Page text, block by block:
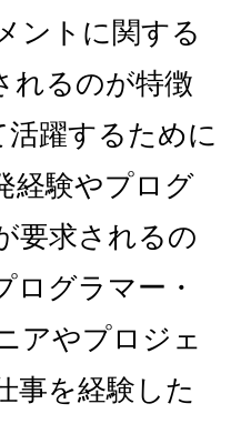
ントに関する
れるのが特徴
躍するために
経験やプログ
要求されるの
ログラマー・
アやプロジェ
事を経験した